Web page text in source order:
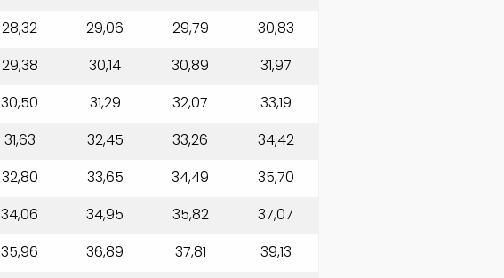
28,32 29,06 29,79
30,83
29,38 30,14 30,89
31,97
30,50 31,29 32,07
33,19
31,63 32,45 33,26
34,42
32,80 33,65 34,49
35,70
34,06 34,95 35,82
37,07
35,96 36,89 37,81
39,13